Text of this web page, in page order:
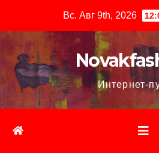
содержимому
Вс. Авг 9th, 2026
Интернет-